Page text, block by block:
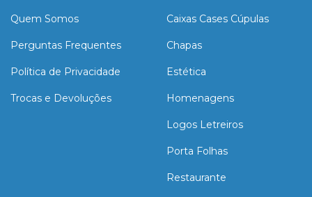
Quem Somos
Perguntas Frequentes
Política de Privacidade
Trocas e Devoluções
Caixas Cases Cúpulas
Chapas
Estética
Homenagens
Logos Letreiros
Porta Folhas
Restaurante